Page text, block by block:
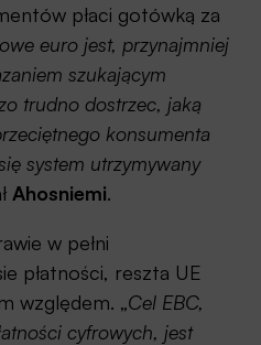
płaci gotówką za
euro jest, przynajmniej
szukającym
trudno dostrzec, jaką
konsumenta
system utrzymywany
Ahosniemi.
w pełni
płatności, reszta UE
względem. „Cel EBC,
cyfrowych, jest